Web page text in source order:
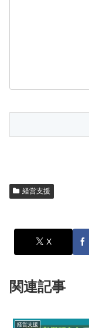
経営支援
X
関連記事
経営支援